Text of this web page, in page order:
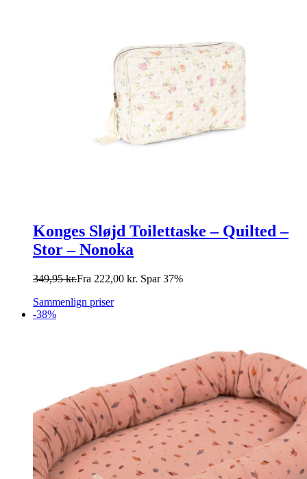
Konges Sløjd Toilettaske – Quilted –
Stor – Nonoka
349,95kr.Fra 222,00 kr. Spar 37%
Sammenlign priser
-38%